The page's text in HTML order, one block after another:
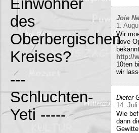
Einwohner
des
Oberbergischen
Kreises?
---
Schluchten-
Yeti -----
Joie
1.
Wir
Love
http://
10ten
wir
Dieter
14. Juli
Wie
dann